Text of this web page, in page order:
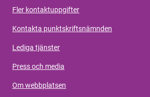
Fler kontaktuppgifter
Kontakta punktskriftsnämnden
Lediga tjänster
Press och media
Om webbplatsen